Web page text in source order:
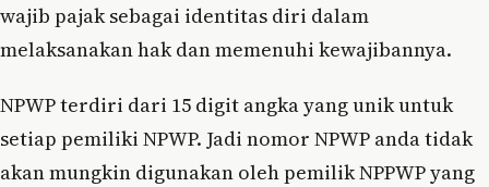
wajib pajak sebagai identitas diri dalam
melaksanakan hak dan memenuhi kewajibannya.
NPWP terdiri dari 15 digit angka yang unik untuk
setiap pemiliki NPWP. Jadi nomor NPWP anda tidak
akan mungkin digunakan oleh pemilik NPPWP yang